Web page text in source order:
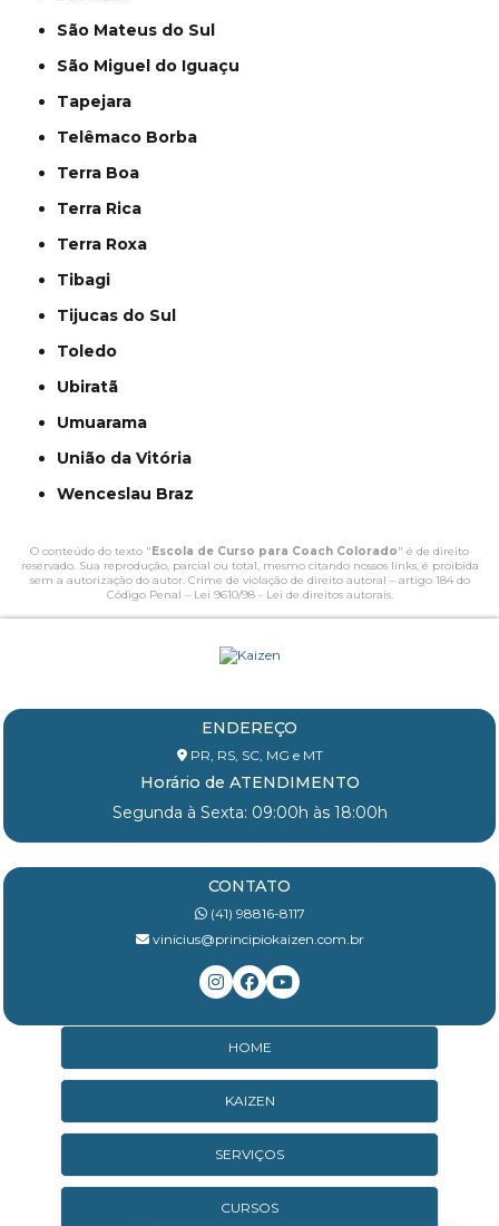
São Mateus do Sul
São Miguel do Iguaçu
Tapejara
Telêmaco Borba
Terra Boa
Terra Rica
Terra Roxa
Tibagi
Tijucas do Sul
Toledo
Ubiratã
Umuarama
União da Vitória
Wenceslau Braz
O conteúdo do texto " Escola de Curso para Coach Colorado" é de direito
reservado. Sua reprodução, parcial ou total, mesmo citando nossos links, é proibida
sem a autorização do autor. Crime de violação de direito autoral – artigo 184 do
Código Penal – Lei 9610/98 - Lei de direitos autorais.
ENDEREÇO
PR, RS, SC, MG e MT
Horário de ATENDIMENTO
Segunda à Sexta: 09:00h às 18:00h
CONTATO
(41) 98816-8117
vinicius@principiokaizen.com.br
HOME
KAIZEN
SERVIÇOS
CURSOS